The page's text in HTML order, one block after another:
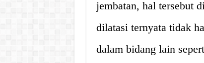
jembatan, hal tersebut
dilatasi ternyata tidak
dalam bidang lain